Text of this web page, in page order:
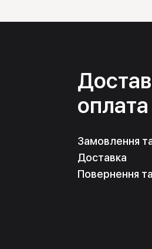
оплата
Замовлення
Доставка
Повернення